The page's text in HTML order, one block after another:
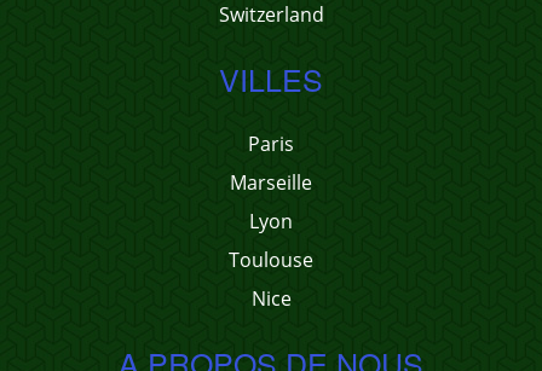
Switzerland
VILLES
Paris
Marseille
Lyon
Toulouse
Nice